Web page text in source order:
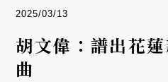
2025/03/13
胡文偉：譜出花
曲